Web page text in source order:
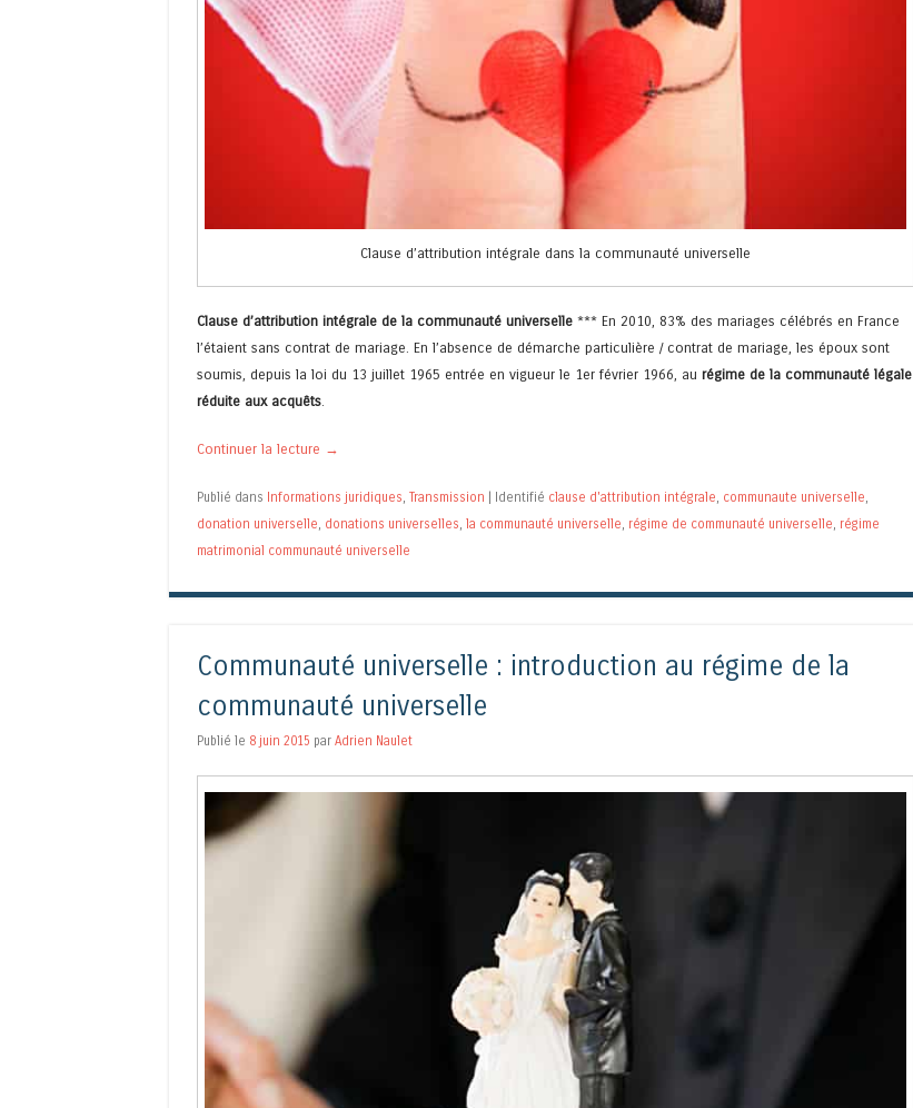
Clause d’attribution intégrale dans la communauté universelle
Clause d’attribution intégrale de la communauté universelle *** En 2010, 83% des mariages célébrés en France
l’étaient sans contrat de mariage. En l’absence de démarche particulière / contrat de mariage, les époux sont
soumis, depuis la loi du 13 juillet 1965 entrée en vigueur le 1er février 1966, au régime de la communauté légale
réduite aux acquêts.
Continuer la lecture →
Publié dans Informations juridiques, Transmission Identifié clause d'attribution intégrale, communaute universelle,
donation universelle, donations universelles, la communauté universelle, régime de communauté universelle, régime
matrimonial communauté universelle
Communauté universelle : introduction au régime de la
communauté universelle
Publié le 8 juin 2015 par Adrien Naulet